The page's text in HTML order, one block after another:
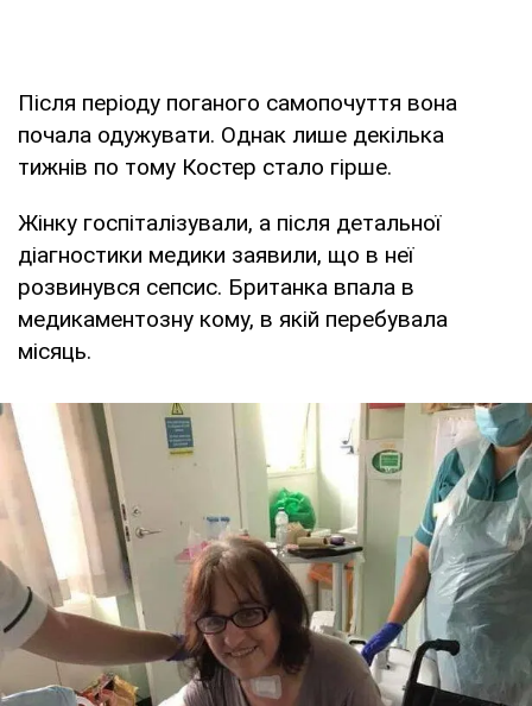
Після періоду поганого самопочуття вона
почала одужувати. Однак лише декілька
тижнів по тому Костер стало гірше.
Жінку госпіталізували, а після детальної
діагностики медики заявили, що в неї
розвинувся сепсис. Британка впала в
медикаментозну кому, в якій перебувала
місяць.